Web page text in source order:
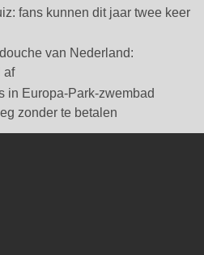
fans kunnen dit jaar twee keer
van Nederland:
af
in Europa-Park-zwembad
zonder te betalen